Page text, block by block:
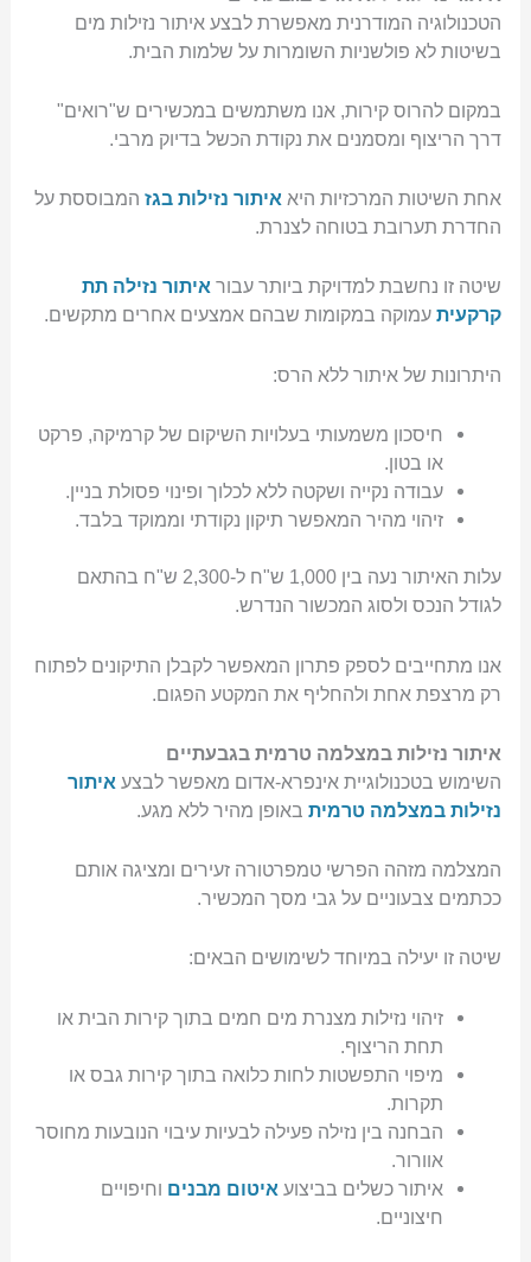
הטכנולוגיה המודרנית מאפשרת לבצע איתור נזילות מים
בשיטות לא פולשניות השומרות על שלמות הבית.
במקום להרוס קירות, אנו משתמשים במכשירים ש"רואים"
דרך הריצוף ומסמנים את נקודת הכשל בדיוק מרבי.
אחת השיטות המרכזיות היא איתור נזילות בגז המבוססת על
החדרת תערובת בטוחה לצנרת.
שיטה זו נחשבת למדויקת ביותר עבור איתור נזילה תת
קרקעית עמוקה במקומות שבהם אמצעים אחרים מתקשים.
היתרונות של איתור ללא הרס:
חיסכון משמעותי בעלויות השיקום של קרמיקה, פרקט
או בטון.
עבודה נקייה ושקטה ללא לכלוך ופינוי פסולת בניין.
זיהוי מהיר המאפשר תיקון נקודתי וממוקד בלבד.
עלות האיתור נעה בין 1,000 ש"ח ל-2,300 ש"ח בהתאם
לגודל הנכס ולסוג המכשור הנדרש.
אנו מתחייבים לספק פתרון המאפשר לקבלן התיקונים לפתוח
רק מרצפת אחת ולהחליף את המקטע הפגום.
איתור נזילות במצלמה טרמית בגבעתיים
השימוש בטכנולוגיית אינפרא-אדום מאפשר לבצע איתור
נזילות במצלמה טרמית באופן מהיר ללא מגע.
המצלמה מזהה הפרשי טמפרטורה זעירים ומציגה אותם
ככתמים צבעוניים על גבי מסך המכשיר.
שיטה זו יעילה במיוחד לשימושים הבאים:
זיהוי נזילות מצנרת מים חמים בתוך קירות הבית או
תחת הריצוף.
מיפוי התפשטות לחות כלואה בתוך קירות גבס או
תקרות.
הבחנה בין נזילה פעילה לבעיות עיבוי הנובעות מחוסר
אוורור.
איתור כשלים בביצוע איטום מבנים וחיפויים
חיצוניים.